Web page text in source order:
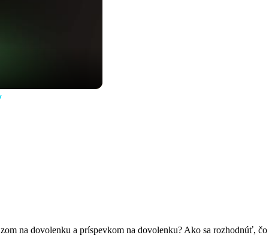
na dovolenku a príspevkom na dovolenku? Ako sa rozhodnúť, čo